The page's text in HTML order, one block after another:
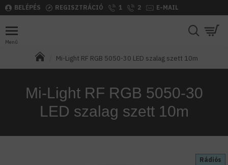
BELÉPÉS REGISZTRÁCIÓ 1 2 E-MAIL
Mi-Light RF RGB 5050-30 LED szalag szett 10m
Mi-Light RF RGB 5050-30
LED szalag szett 10m
Rádiós